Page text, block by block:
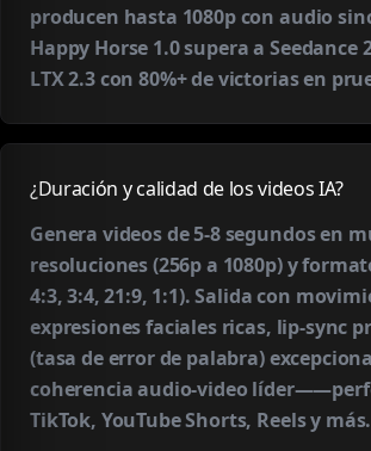
producen hasta 1080p con audio
Happy Horse 1.0 supera a Seedance
LTX 2.3 con 80%+ de victorias en
¿Duración y calidad de los videos IA?
Genera videos de 5-8 segundos en
resoluciones (256p a 1080p) y
4:3, 3:4, 21:9, 1:1). Salida con
expresiones faciales ricas, lip-sync
(tasa de error de palabra)
coherencia audio-video
TikTok, YouTube Shorts, Reels y más.